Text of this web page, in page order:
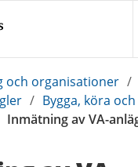
och organisationer /
/ Bygga, köra
Inmätning av VA-